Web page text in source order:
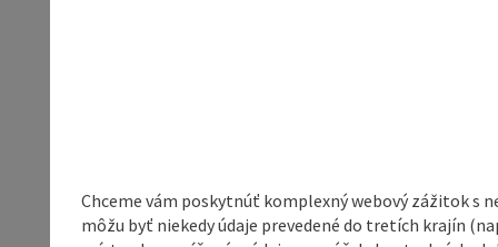
Chceme vám poskytnúť komplexný webový zážitok s
môžu byť niekedy údaje prevedené do tretích krajín